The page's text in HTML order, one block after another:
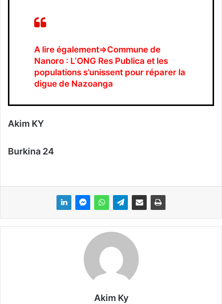
A lire également⇒Commune de
Nanoro : L’ONG Res Publica et les
populations s’unissent pour réparer la
digue de Nazoanga
Akim KY
Burkina 24
Akim Ky